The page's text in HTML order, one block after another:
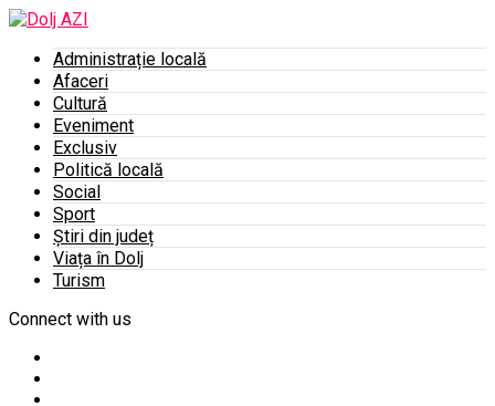
Administrație locală
Afaceri
Cultură
Eveniment
Exclusiv
Politică locală
Social
Sport
Știri din județ
Viața în Dolj
Turism
Connect with us